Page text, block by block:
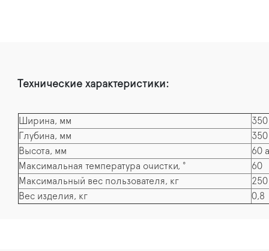
Технические характеристики:
Ширина, мм
Глубина, мм
Высота, мм
60
Максимальная температура очистки, °
60
Максимальный вес пользователя, кг
250
Вес изделия, кг
0,8